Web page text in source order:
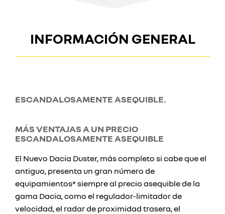
INFORMACIÓN GENERAL
ESCANDALOSAMENTE ASEQUIBLE.
MÁS VENTAJAS A UN PRECIO
ESCANDALOSAMENTE ASEQUIBLE
El Nuevo Dacia Duster, más completo si cabe que el
antiguo, presenta un gran número de
equipamientos* siempre al precio asequible de la
gama Dacia, como el regulador-limitador de
velocidad, el radar de proximidad trasera, el